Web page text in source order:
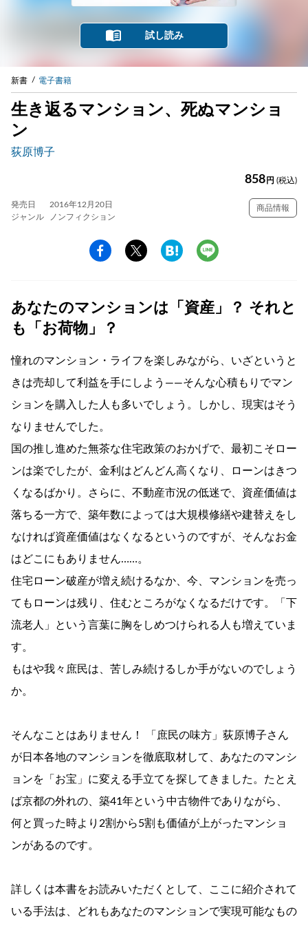
試し読み
新書 電子書籍
生き返るマンション、死ぬマンショ
ン
荻原博子
858 円 (税込)
発売日
2016年12月20日
ジャンル
ノンフィクション
商品情報
あなたのマンションは「資産」？ それと
も「お荷物」？
憧れのマンション・ライフを楽しみながら、いざというと
きは売却して利益を手にしよう――そんな心積もりでマン
ションを購入した人も多いでしょう。しかし、現実はそう
なりませんでした。
国の推し進めた無茶な住宅政策のおかげで、最初こそロー
ンは楽でしたが、金利はどんどん高くなり、ローンはきつ
くなるばかり。さらに、不動産市況の低迷で、資産価値は
落ちる一方で、築年数によっては大規模修繕や建替えをし
なければ資産価値はなくなるというのですが、そんなお金
はどこにもありません……。
住宅ローン破産が増え続けるなか、今、マンションを売っ
てもローンは残り、住むところがなくなるだけです。「下
流老人」という言葉に胸をしめつけられる人も増えていま
す。
もはや我々庶民は、苦しみ続けるしか手がないのでしょう
か。
そんなことはありません！ 「庶民の味方」荻原博子さん
が日本各地のマンションを徹底取材して、あなたのマンシ
ョンを「お宝」に変える手立てを探してきました。たとえ
ば京都の外れの、築41年という中古物件でありながら、
何と買った時より2割から5割も価値が上がったマンショ
ンがあるのです。
詳しくは本書をお読みいただくとして、ここに紹介されて
いる手法は、どれもあなたのマンションで実現可能なもの